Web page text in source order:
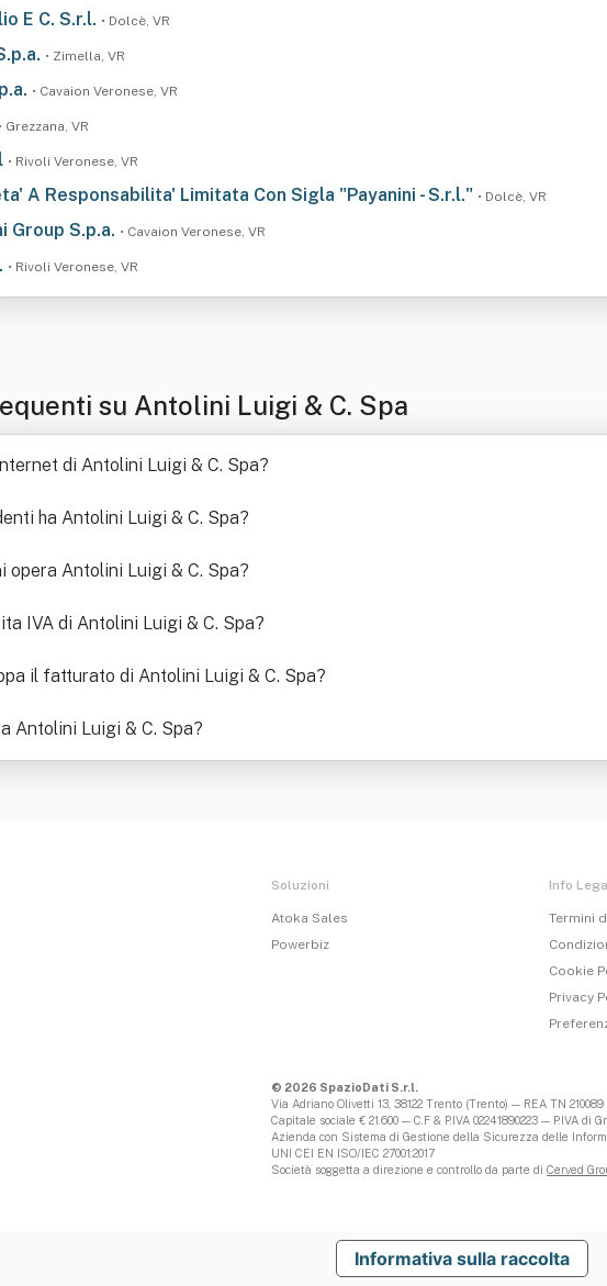
E C. S.r.l. • Dolcè, VR
• Zimella, VR
• Cavaion Veronese, VR
• Grezzana, VR
• Rivoli Veronese, VR
A Responsabilita' Limitata Con Sigla "Payanini - S.r.l." • Dolcè, VR
Group S.p.a. • Cavaion Veronese, VR
• Rivoli Veronese, VR
su Antolini Luigi & C. Spa
di Antolini Luigi & C. Spa?
ha Antolini Luigi & C. Spa?
opera Antolini Luigi & C. Spa?
IVA di Antolini Luigi & C. Spa?
il fatturato di Antolini Luigi & C. Spa?
Antolini Luigi & C. Spa?
Soluzioni
Atoka Sales
Powerbiz
Info
Termini
Cookie
Privacy
© 2026 SpazioDati S.r.l.
Via Adriano Olivetti 13, 38122 Trento (Trento) — REA TN 210089
Capitale sociale € 21.600 — C.F & P.IVA 02241890223 — P.IVA di
Azienda con Sistema di Gestione della Sicurezza delle
UNI CEI EN ISO/IEC 27001:2017
Società soggetta a direzione e controllo da parte di Cerved
Informativa sulla raccolta